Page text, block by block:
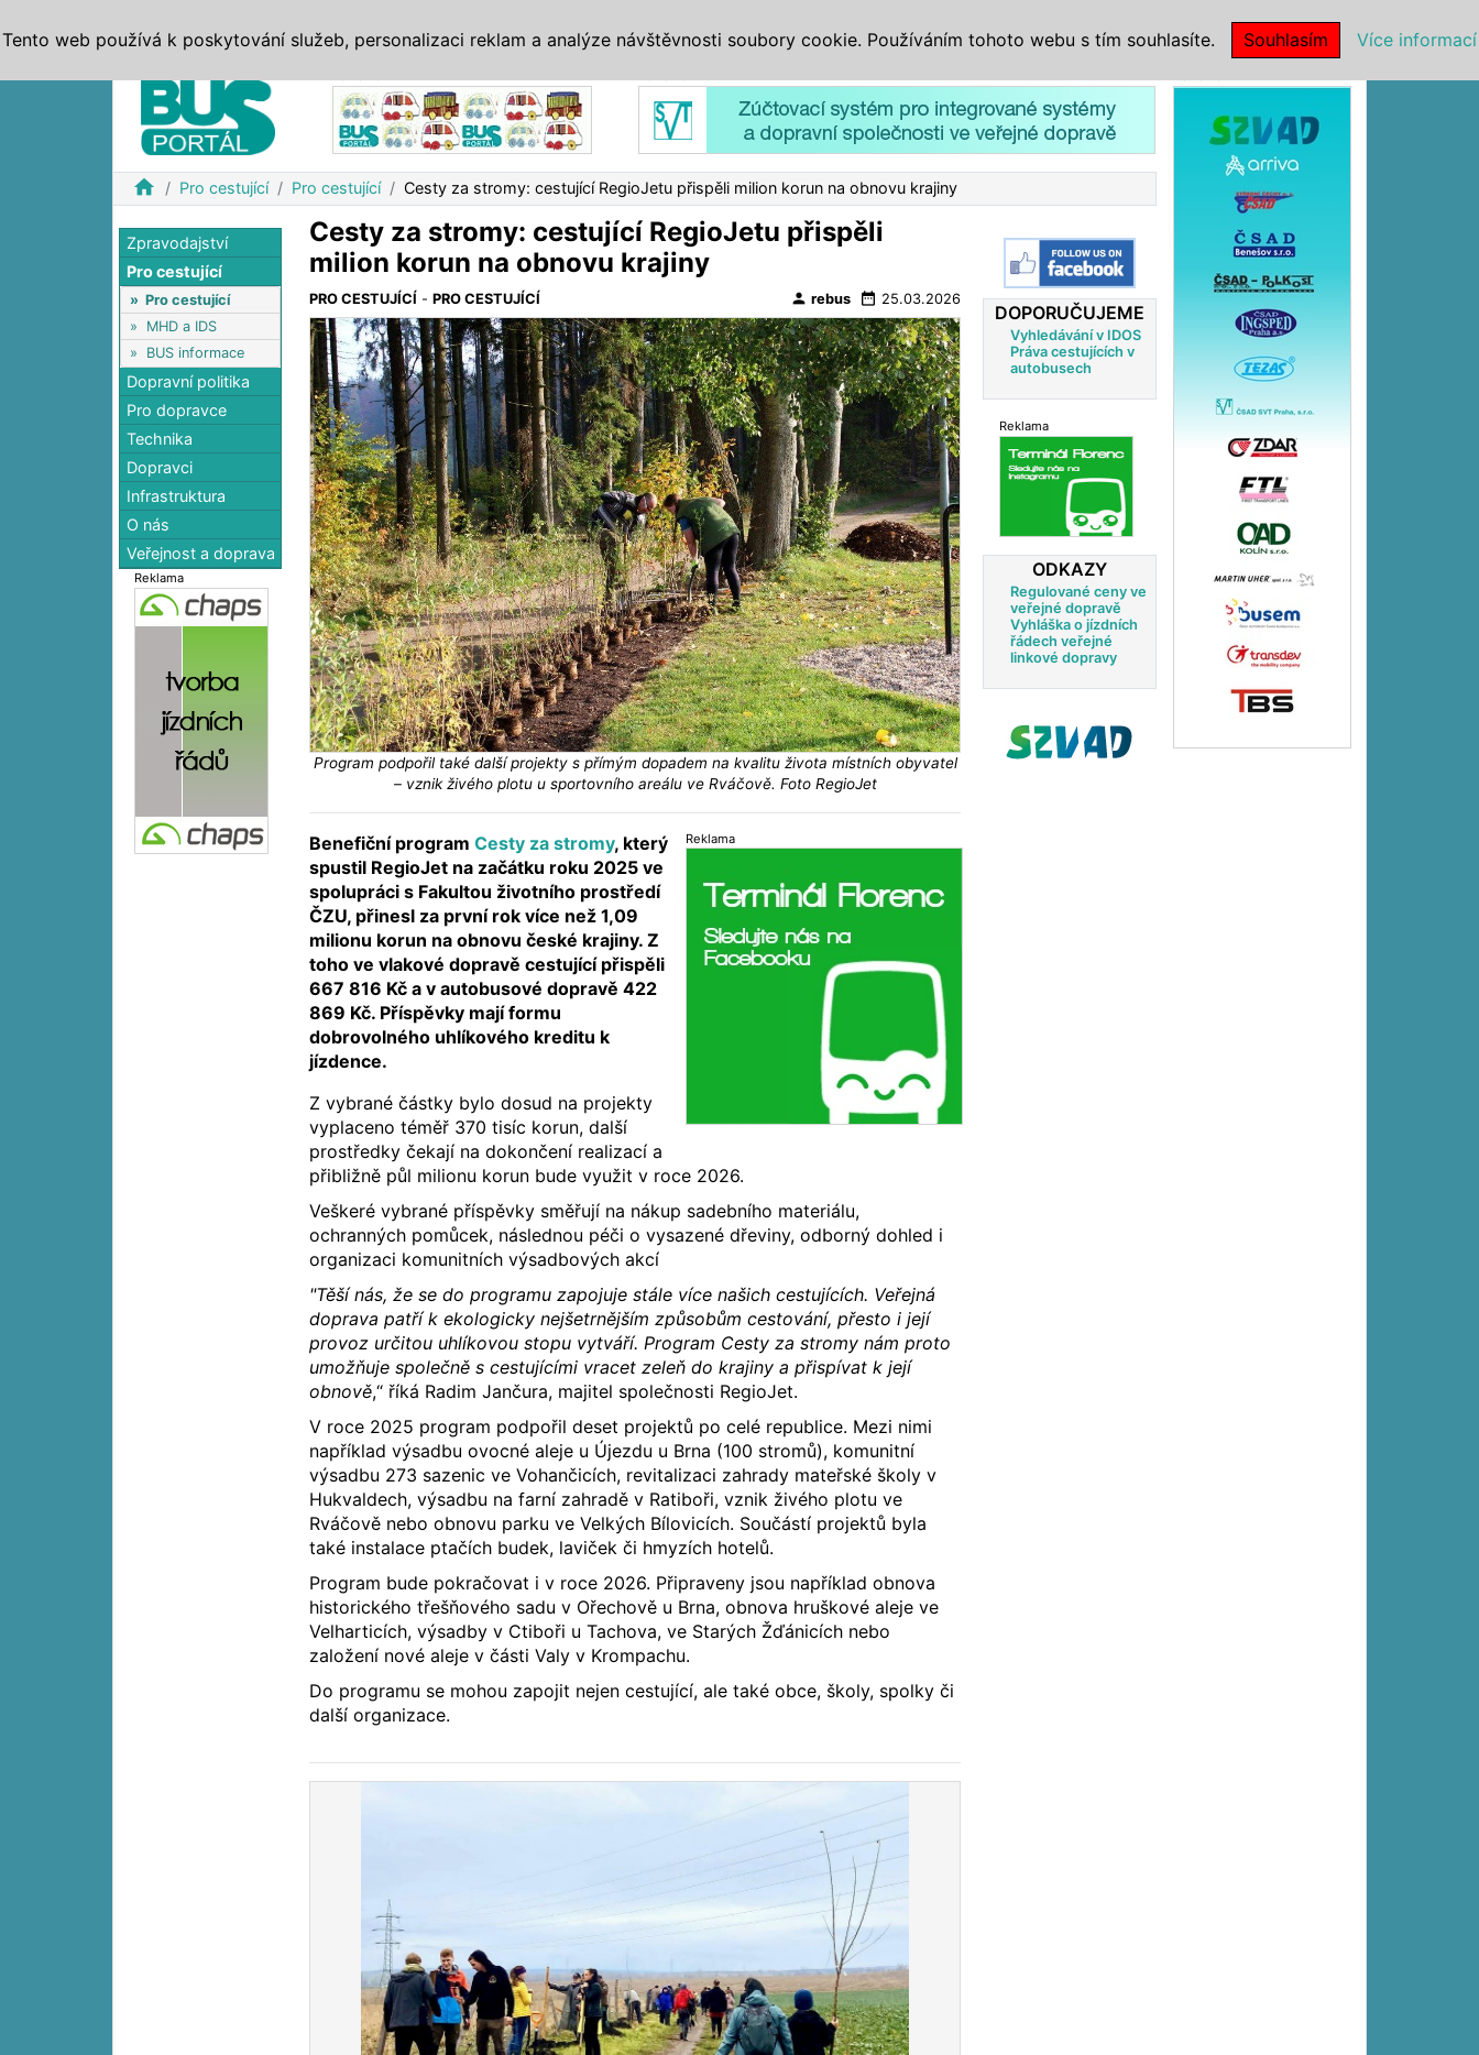
home Pro cestující Pro cestující Cesty za stromy: cestující RegioJetu přispěli milion korun na obnovu krajiny
Zpravodajství
Pro cestující
» Pro cestující
» MHD a IDS
» BUS informace
Dopravní politika
Pro dopravce
Technika
Dopravci
Infrastruktura
O nás
Veřejnost a doprava
Reklama
Cesty za stromy: cestující RegioJetu přispěli
milion korun na obnovu krajiny
PRO CESTUJÍCÍ -PRO CESTUJÍCÍ person rebus date_range 25.03.2026
Program podpořil také další projekty s přímým dopadem na kvalitu života místních obyvatel
– vznik živého plotu u sportovního areálu ve Rváčově. Foto RegioJet
Reklama
Benefiční programCesty za stromy, který
spustil RegioJet na začátku roku 2025 ve
spolupráci s Fakultou životního prostředí
ČZU, přinesl za první rok více než 1,09
milionu korun na obnovu české krajiny. Z
toho ve vlakové dopravě cestující přispěli
667 816 Kč a v autobusové dopravě 422
869 Kč. Příspěvky mají formu
dobrovolného uhlíkového kreditu k
jízdence.
Z vybrané částky bylo dosud na projekty
vyplaceno téměř 370 tisíc korun, další
prostředky čekají na dokončení realizací a
přibližně půl milionu korun bude využit v roce 2026.
Veškeré vybrané příspěvky směřují na nákup sadebního materiálu,
ochranných pomůcek, následnou péči o vysazené dřeviny, odborný dohled i
organizaci komunitních výsadbových akcí
"Těší nás, že se do programu zapojuje stále více našich cestujících. Veřejná
doprava patří k ekologicky nejšetrnějším způsobům cestování, přesto i její
provoz určitou uhlíkovou stopu vytváří. Program Cesty za stromy nám proto
umožňuje společně s cestujícími vracet zeleň do krajiny a přispívat k její
obnově,“ říká Radim Jančura, majitel společnosti RegioJet.
V roce 2025 program podpořil deset projektů po celé republice. Mezi nimi
například výsadbu ovocné aleje u Újezdu u Brna (100 stromů), komunitní
výsadbu 273 sazenic ve Vohančicích, revitalizaci zahrady mateřské školy v
Hukvaldech, výsadbu na farní zahradě v Ratiboři, vznik živého plotu ve
Rváčově nebo obnovu parku ve Velkých Bílovicích. Součástí projektů byla
také instalace ptačích budek, laviček či hmyzích hotelů.
Program bude pokračovat i v roce 2026. Připraveny jsou například obnova
historického třešňového sadu v Ořechově u Brna, obnova hruškové aleje ve
Velharticích, výsadby v Ctiboři u Tachova, ve Starých Žďánicích nebo
založení nové aleje v části Valy v Krompachu.
Do programu se mohou zapojit nejen cestující, ale také obce, školy, spolky či
další organizace.
DOPORUČUJEME
Vyhledávání v IDOS
Práva cestujících v
autobusech
Reklama
ODKAZY
Regulované ceny ve
veřejné dopravě
Vyhláška o jízdních
řádech veřejné
linkové dopravy
Tento web používá k poskytování služeb, personalizaci reklam a analýze návštěvnosti soubory cookie. Používáním tohoto webu s tím souhlasíte. Souhlasím Více informací